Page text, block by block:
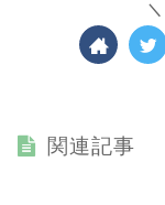
関連記事